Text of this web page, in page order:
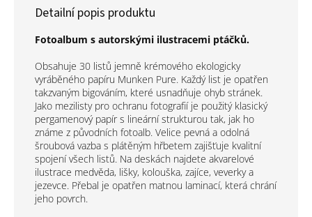
Detailní popis produktu
Fotoalbum s autorskými ilustracemi ptáčků.
Obsahuje 30 listů jemně krémového ekologicky
vyráběného papíru Munken Pure. Každý list je opatřen
takzvaným bigováním, které usnadňuje ohyb stránek.
Jako mezilisty pro ochranu fotografií je použitý klasický
pergamenový papír s lineární strukturou tak, jak ho
známe z původních fotoalb. Velice pevná a odolná
šroubová vazba s plátěným hřbetem zajišťuje kvalitní
spojení všech listů. Na deskách najdete akvarelové
ilustrace medvěda, lišky, kolouška, zajíce, veverky a
jezevce. Přebal je opatřen matnou laminací, která chrání
jeho povrch.